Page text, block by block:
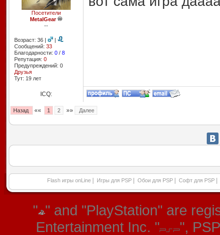
Посетители
MetalGear
--
Возраст: 36 |
|
Сообщений: 33
Благодарности: 0/ 8
Репутация: 0
Предупреждений: 0
Друзья
Тут: 19 лет
ICQ:
Назад «« 1 2 »» Далее
Flash игры onLine Игры для PSP Обои для PSP Софт для PSP
" " and "PlayStation" are
Entertainment Inc. "
",